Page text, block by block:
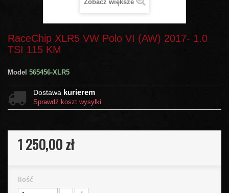
Zobacz większe
RaceChip XLR5 VW Polo VI (AW) 2017- 1.0
TSI 115 KM
Model 565456-XLR5
Dostawa kurierem
Sprawdź koszt wysyłki
1 250,00 zł
Ilość